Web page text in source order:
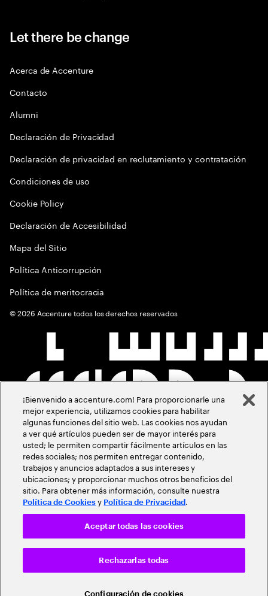
Let there be change
Acerca de Accenture
Contacto
Alumni
Declaración de Privacidad
Declaración de privacidad en reclutamiento y contratación
Condiciones de uso
Cookie Policy
Declaración de Accesibilidad
Mapa del Sitio
Política Anticorrupción
Política de meritocracia
©2026 Accenture todos los derechos reservados
¡Bienvenido a accenture.com! Para proporcionarle una
mejor experiencia, utilizamos cookies para habilitar
algunas funciones del sitio web. Las cookies nos ayudan
a ver qué artículos pueden ser de mayor interés para
usted; le permiten compartir fácilmente artículos en las
redes sociales; nos permiten entregar contenido,
trabajos y anuncios adaptados a sus intereses y
ubicaciones; y proporcionar muchos otros beneficios del
sitio. Para obtener más información, consulte nuestra
Política de Cookies y Política de Privacidad .
Configuración de cookies
Rechazarlas todas
Aceptar todas las cookies